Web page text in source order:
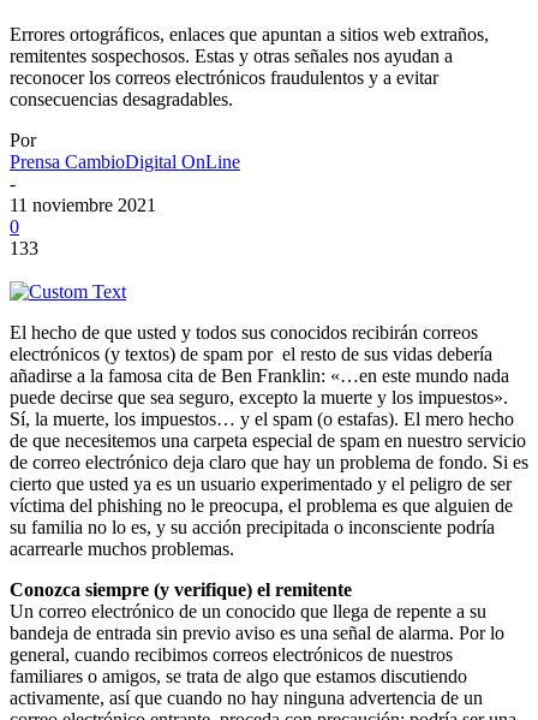
Errores ortográficos, enlaces que apuntan a sitios web extraños,
remitentes sospechosos. Estas y otras señales nos ayudan a
reconocer los correos electrónicos fraudulentos y a evitar
consecuencias desagradables.
Por
Prensa CambioDigital OnLine
-
11 noviembre 2021
0
133
El hecho de que usted y todos sus conocidos recibirán correos
electrónicos (y textos) de spam por el resto de sus vidas debería
añadirse a la famosa cita de Ben Franklin: «…en este mundo nada
puede decirse que sea seguro, excepto la muerte y los impuestos».
Sí, la muerte, los impuestos… y el spam (o estafas). El mero hecho
de que necesitemos una carpeta especial de spam en nuestro servicio
de correo electrónico deja claro que hay un problema de fondo. Si es
cierto que usted ya es un usuario experimentado y el peligro de ser
víctima del phishing no le preocupa, el problema es que alguien de
su familia no lo es, y su acción precipitada o inconsciente podría
acarrearle muchos problemas.
Conozca siempre (y verifique) el remitente
Un correo electrónico de un conocido que llega de repente a su
bandeja de entrada sin previo aviso es una señal de alarma. Por lo
general, cuando recibimos correos electrónicos de nuestros
familiares o amigos, se trata de algo que estamos discutiendo
activamente, así que cuando no hay ninguna advertencia de un